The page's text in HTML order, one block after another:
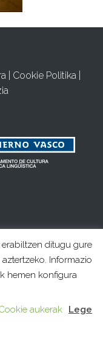
Cookie Politika
ditugu gure
Informazio
hemen konfigura
aukerak
Lege